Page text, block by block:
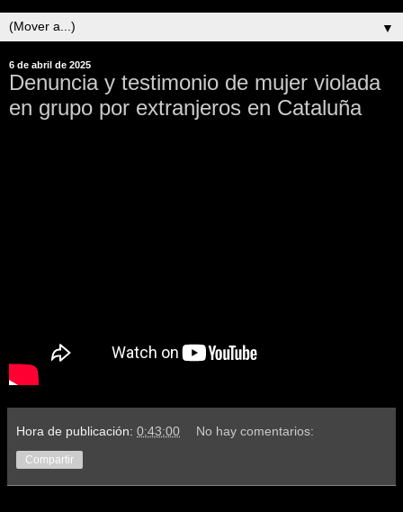
▼
6 de abril de 2025
Denuncia y testimonio de mujer violada
en grupo por extranjeros en Cataluña
Hora de publicación: 0:43:00 No hay comentarios:
Compartir